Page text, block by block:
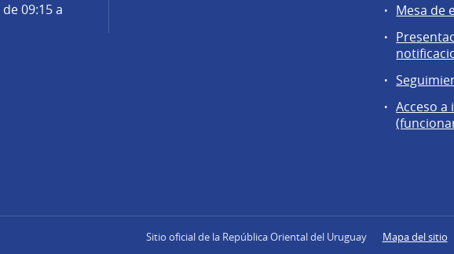
09:15 a
Mesa de
Acceso
Sitio oficial de la República Oriental del Uruguay Mapa del sitio